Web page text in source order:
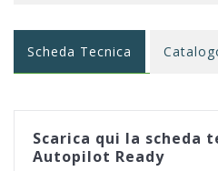
Scheda Tecnica
Scarica qui la scheda
Autopilot Ready